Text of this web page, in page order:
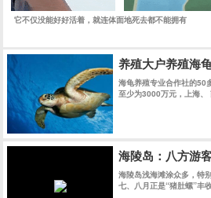
它不仅没能好好活着，就连体面地死去都不能拥有
养殖大户养殖海
海龟养殖专业合作社的50
至少为3000万元，上海、
海陵岛：八方游
海陵岛浅海滩涂众多，特
七、八月正是“猪肚螺”丰